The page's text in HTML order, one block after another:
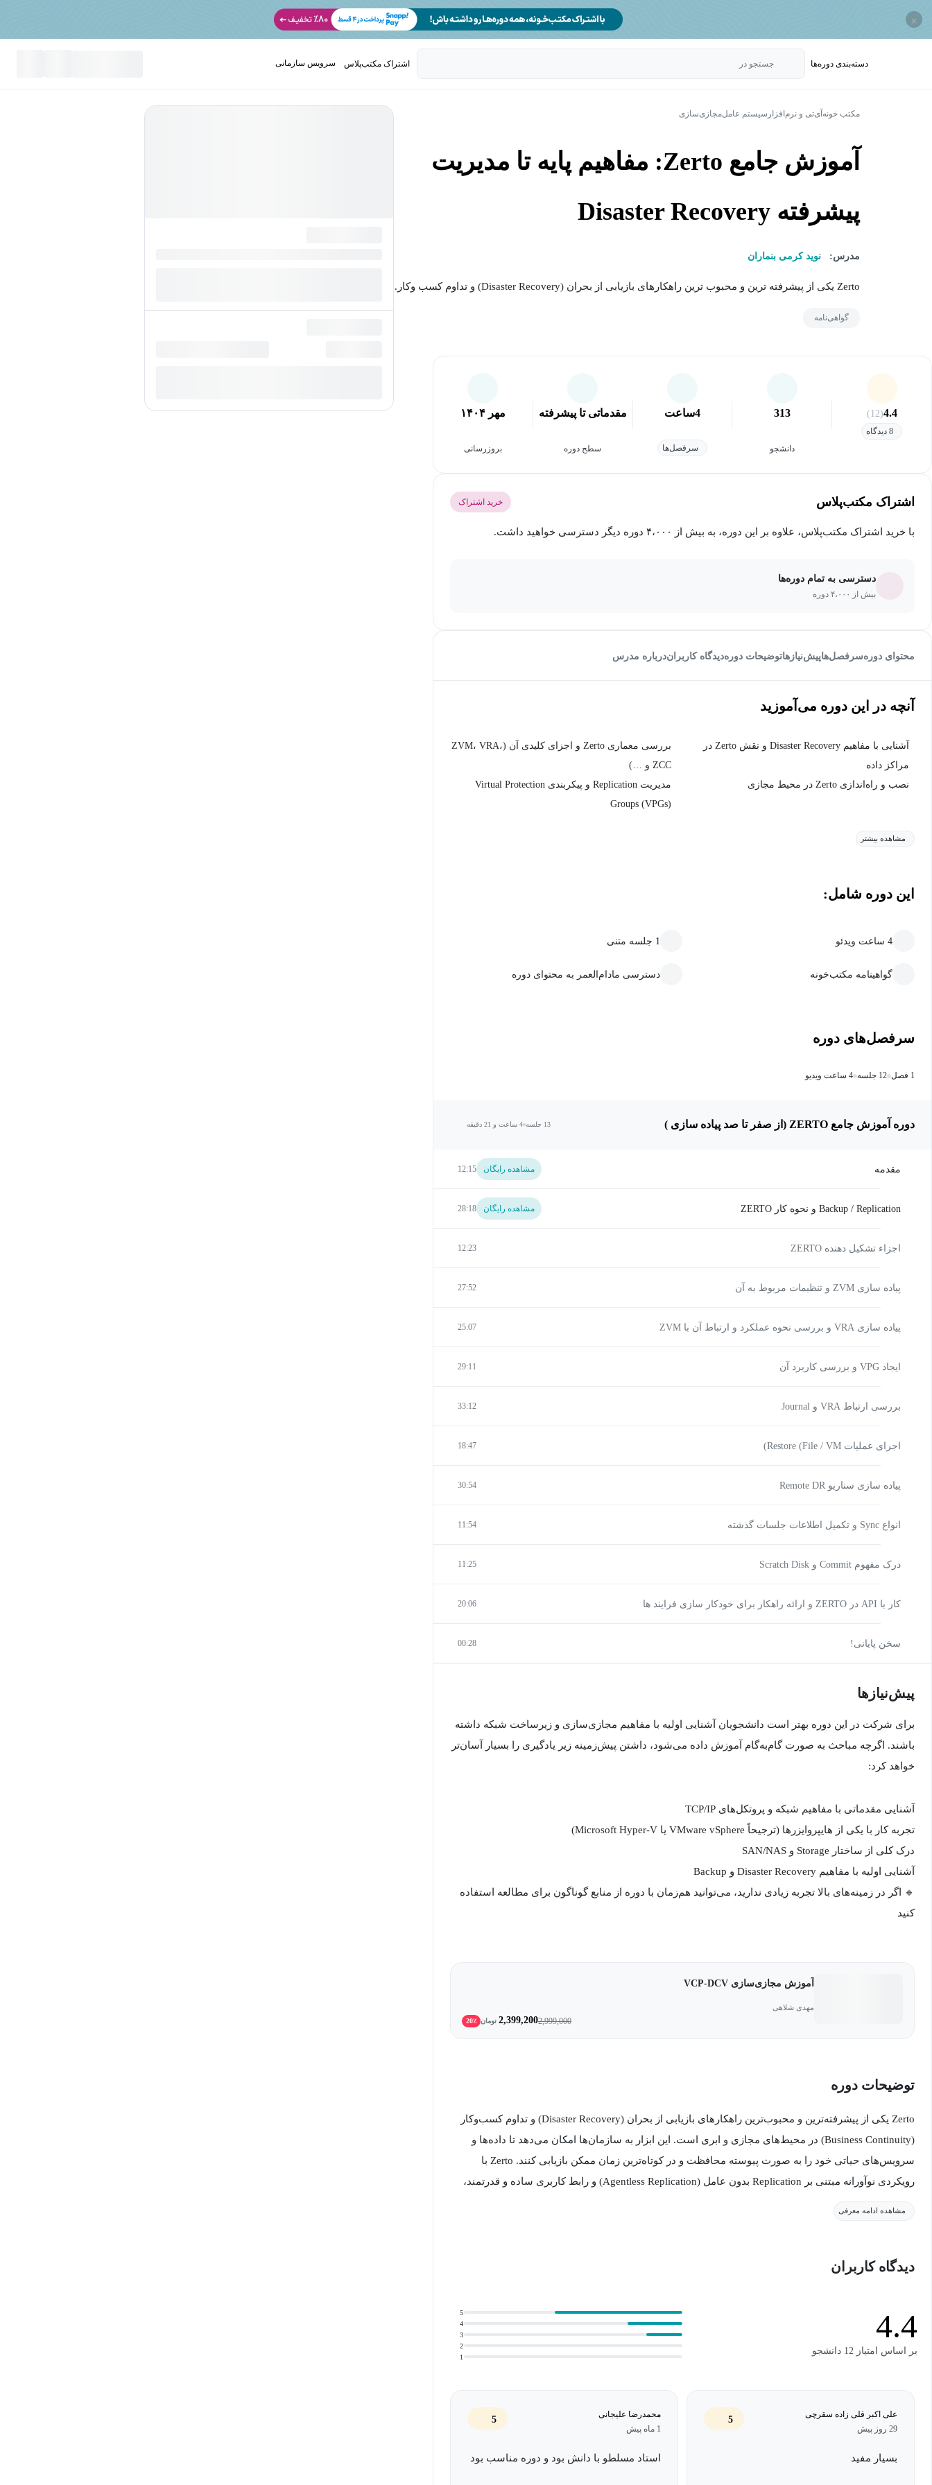
×
دسته‌بندی‌ دوره‌ها جستجو در اشتراک مکتب‌پلاس سرویس سازمانی
مکتب خونه آی‌تی و نرم‌افزار سیستم عاملمجازی‌سازی
آموزش جامع Zerto: مفاهیم پایه تا مدیریت
پیشرفته Disaster Recovery
مدرس: نوید کرمی بنماران
Zerto یکی از پیشرفته ترین و محبوب ترین راهکارهای بازیابی از بحران (Disaster Recovery) و تداوم کسب وکار...
گواهی‌نامه
4.4
(12)
8 دیدگاه
313
دانشجو
4ساعت
سرفصل‌ها
مقدماتی تا پیشرفته
سطح دوره بروزرسانی
مهر ۱۴۰۴
اشتراک مکتب‌پلاس خرید اشتراک
با خرید اشتراک مکتب‌پلاس، علاوه بر این دوره، به بیش از ۴،۰۰۰ دوره دیگر دسترسی خواهید داشت.
دسترسی به تمام دوره‌ها
بیش از ۴،۰۰۰ دوره
محتوای دورهسرفصل‌هاپیش‌نیاز‌هاتوضیحات دورهدیدگاه کاربراندرباره مدرس
آنچه در این دوره می‌آموزید
آشنایی با مفاهیم Disaster Recovery و نقش Zerto در
مراکز داده
بررسی معماری Zerto و اجزای کلیدی آن (ZVM، VRA،
ZCC و …)
نصب و راه‌اندازی Zerto در محیط‌ مجازی
مدیریت Replication و پیکربندی Virtual Protection
Groups (VPGs)
مشاهده بیشتر
این دوره شامل:
4 ساعت ویدئو 1 جلسه متنی
گواهینامه مکتب‌خونه دسترسی مادام‌العمر به محتوای دوره
سرفصل‌های دوره
1 فصل 12 جلسه 4 ساعت ویدیو
دوره آموزش جامع ZERTO (از صفر تا صد پیاده سازی ) 13 جلسه 4 ساعت و 21 دقیقه
مقدمه مشاهده رایگان 12:15
مشاهده رایگان 28:18
اجزاء تشکیل دهنده ZERTO 12:23
پیاده سازی ZVM و تنظیمات مربوط به آن 27:52
پیاده سازی VRA و بررسی نحوه عملکرد و ارتباط آن با ZVM 25:07
ایجاد VPG و بررسی کاربرد آن 29:11
بررسی ارتباط VRA و Journal 33:12
اجرای عملیات Restore (File / VM) 18:47
پیاده سازی سناریو Remote DR 30:54
انواع Sync و تکمیل اطلاعات جلسات گذشته 11:54
درک مفهوم Commit و Scratch Disk 11:25
کار با API در ZERTO و ارائه راهکار برای خودکار سازی فرایند ها 20:06
سخن پایانی! 00:28
پیش‌نیاز‌ها
برای شرکت در این دوره بهتر است دانشجویان آشنایی اولیه با مفاهیم مجازی‌سازی و زیرساخت شبکه داشته
باشند. اگرچه مباحث به صورت گام‌به‌گام آموزش داده می‌شود، داشتن پیش‌زمینه زیر یادگیری را بسیار آسان‌تر
خواهد کرد:
آشنایی مقدماتی با مفاهیم شبکه و پروتکل‌های TCP/IP
تجربه کار با یکی از هایپروایزرها (ترجیحاً VMware vSphere یا Microsoft Hyper-V)
درک کلی از ساختار Storage و SAN/NAS
آشنایی اولیه با مفاهیم Disaster Recovery و Backup
🔹 اگر در زمینه‌های بالا تجربه زیادی ندارید، می‌توانید هم‌زمان با دوره از منابع گوناگون برای مطالعه استفاده
کنید
آموزش مجازی‌سازی VCP-DCV
مهدی شلاهی
2,999,000
2,399,200 تومان 20٪
توضیحات دوره
Zerto یکی از پیشرفته‌ترین و محبوب‌ترین راهکارهای بازیابی از بحران (Disaster Recovery) و تداوم کسب‌وکار
(Business Continuity) در محیط‌های مجازی و ابری است. این ابزار به سازمان‌ها امکان می‌دهد تا داده‌ها و
سرویس‌های حیاتی خود را به صورت پیوسته محافظت و در کوتاه‌ترین زمان ممکن بازیابی کنند. Zerto با
رویکردی نوآورانه مبتنی بر Replication بدون عامل (Agentless Replication) و رابط کاربری ساده و قدرتمند،
در محیط اصلی اجرا نمود.
کارشناسان شبکه و پشتیبان مراکز داده کاربردی باشد.
هدف ما این است که پس از گذراندن دوره، توانایی طراحی و پیاده‌سازی یک راهکار کامل بازیابی بحران با
استفاده از Zerto را به دست آورید.
مشاهده ادامه معرفی
دیدگاه کاربران
4.4
بر اساس امتیاز 12 دانشجو
1
2
3
4
5
علی اکبر قلی زاده سقرچی
29 روز پیش
5
بسیار مفید
محمدرضا علیجانی
1 ماه پیش
5
استاد مسلطو با دانش بود و دوره مناسب بود